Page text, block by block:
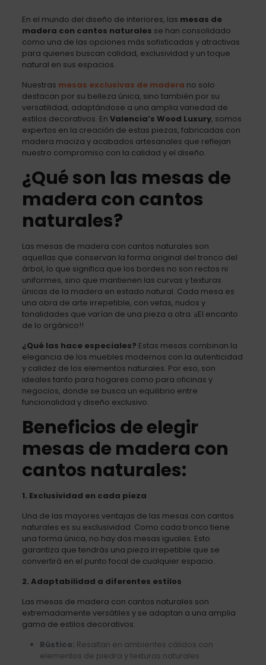
En el mundo del diseño de interiores, las mesas de
madera con cantos naturales se han consolidado
como una de las opciones más sofisticadas y atractivas
para quienes buscan calidad, exclusividad y un toque
natural en sus espacios.
Nuestras mesas exclusivas de madera no solo
destacan por su belleza única, sino también por su
versatilidad, adaptándose a una amplia variedad de
estilos decorativos. En Valencia’s Wood Luxury, somos
expertos en la creación de estas piezas, fabricadas con
madera maciza y acabados artesanales que reflejan
nuestro compromiso con la calidad y el diseño.
¿Qué son las mesas de
madera con cantos
naturales?
Las mesas de madera con cantos naturales son
aquellas que conservan la forma original del tronco del
árbol, lo que significa que los bordes no son rectos ni
uniformes, sino que mantienen las curvas y texturas
únicas de la madera en estado natural. Cada mesa es
una obra de arte irrepetible, con vetas, nudos y
tonalidades que varían de una pieza a otra. ¡¡El encanto
de lo orgánico!!
¿Qué las hace especiales? Estas mesas combinan la
elegancia de los muebles modernos con la autenticidad
y calidez de los elementos naturales. Por eso, son
ideales tanto para hogares como para oficinas y
negocios, donde se busca un equilibrio entre
funcionalidad y diseño exclusivo.
Beneficios de elegir
mesas de madera con
cantos naturales:
1. Exclusividad en cada pieza
Una de las mayores ventajas de las mesas con cantos
naturales es su exclusividad. Como cada tronco tiene
una forma única, no hay dos mesas iguales. Esto
garantiza que tendrás una pieza irrepetible que se
convertirá en el punto focal de cualquier espacio.
2. Adaptabilidad a diferentes estilos
Las mesas de madera con cantos naturales son
extremadamente versátiles y se adaptan a una amplia
gama de estilos decorativos:
Rústico: Resaltan en ambientes cálidos con
elementos de piedra y texturas naturales.